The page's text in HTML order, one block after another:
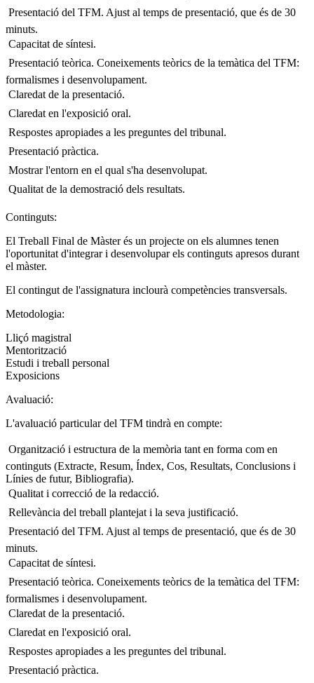
 Presentació del TFM. Ajust al temps de presentació, que és de 30
minuts.
 Capacitat de síntesi.
 Presentació teòrica. Coneixements teòrics de la temàtica del TFM:
formalismes i desenvolupament.
 Claredat de la presentació.
 Claredat en l'exposició oral.
 Respostes apropiades a les preguntes del tribunal.
 Presentació pràctica.
 Mostrar l'entorn en el qual s'ha desenvolupat.
 Qualitat de la demostració dels resultats.
Continguts:
El Treball Final de Màster és un projecte on els alumnes tenen
l'oportunitat d'integrar i desenvolupar els continguts apresos durant
el màster.
El contingut de l'assignatura inclourà competències transversals.
Metodologia:
Lliçó magistral
Mentorització
Estudi i treball personal
Exposicions
Avaluació:
L'avaluació particular del TFM tindrà en compte:
 Organització i estructura de la memòria tant en forma com en
continguts (Extracte, Resum, Índex, Cos, Resultats, Conclusions i
Línies de futur, Bibliografia).
 Qualitat i correcció de la redacció.
 Rellevància del treball plantejat i la seva justificació.
 Presentació del TFM. Ajust al temps de presentació, que és de 30
minuts.
 Capacitat de síntesi.
 Presentació teòrica. Coneixements teòrics de la temàtica del TFM:
formalismes i desenvolupament.
 Claredat de la presentació.
 Claredat en l'exposició oral.
 Respostes apropiades a les preguntes del tribunal.
 Presentació pràctica.